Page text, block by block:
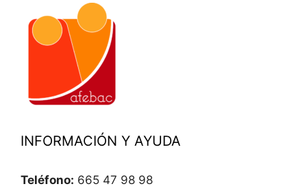
INFORMACIÓN Y AYUDA
Teléfono: 665 47 98 98